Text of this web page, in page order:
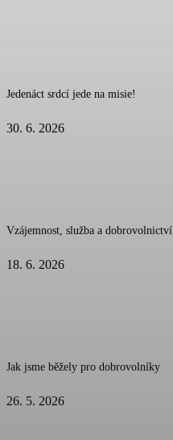
Jedenáct srdcí jede na misie!
30. 6. 2026
Vzájemnost, služba a dobrovolnictví
18. 6. 2026
Jak jsme běžely pro dobrovolníky
26. 5. 2026